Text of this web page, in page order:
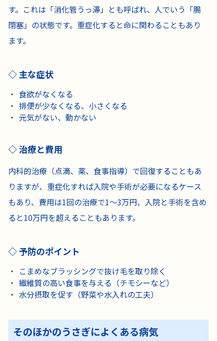
す。これは「消化管うっ滞」とも呼ばれ、人でいう「腸
閉塞」の状態です。重症化すると命に関わることもあり
ます。
主な症状
食欲がなくなる
排便が少なくなる、小さくなる
元気がない、動かない
治療と費用
内科的治療（点滴、薬、食事指導）で回復することもあ
りますが、重症化すれば入院や手術が必要になるケース
もあり、費用は1回の治療で1〜3万円、入院と手術を含め
ると10万円を超えることもあります。
予防のポイント
こまめなブラッシングで抜け毛を取り除く
繊維質の高い食事を与える（チモシーなど）
水分摂取を促す（野菜や水入れの工夫）
そのほかのうさぎによくある病気